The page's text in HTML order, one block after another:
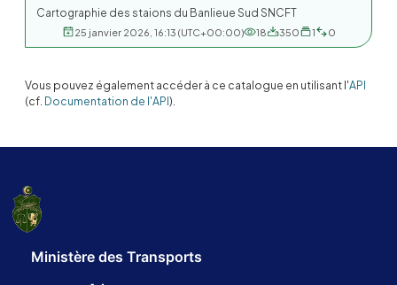
Cartographie des staions du Banlieue Sud SNCFT
25 janvier 2026, 16:13 (UTC+00:00) 18 350 1 0
Vous pouvez également accéder à ce catalogue en utilisant l'API
(cf. Documentation de l'API).
Ministère des Transports